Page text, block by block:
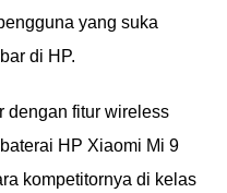
yang suka
di HP.
dengan fitur wireless
HP Xiaomi Mi 9
kompetitornya di kelas